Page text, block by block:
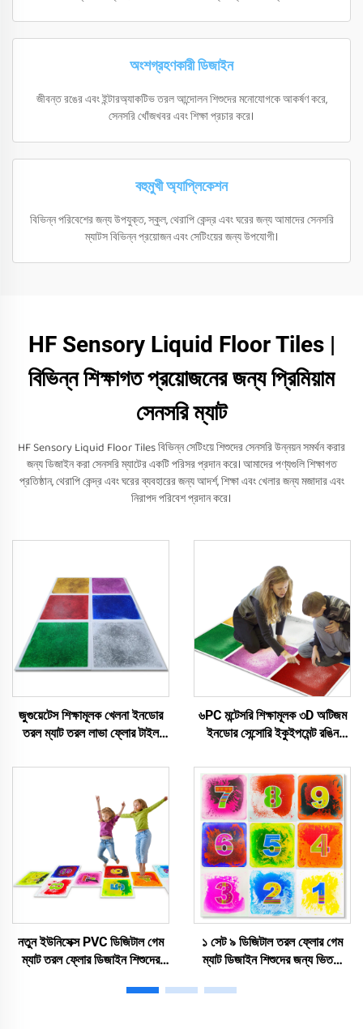
অংশগ্রহণকারী ডিজাইন
জীবন্ত রঙের এবং ইন্টারঅ্যাকটিভ তরল আন্দোলন শিশুদের মনোযোগকে আকর্ষণ করে,
সেনসরি খোঁজখবর এবং শিক্ষা প্রচার করে।
বহুমুখী অ্যাপ্লিকেশন
বিভিন্ন পরিবেশের জন্য উপযুক্ত, স্কুল, থেরাপি কেন্দ্র এবং ঘরের জন্য আমাদের সেনসরি
ম্যাটস বিভিন্ন প্রয়োজন এবং সেটিংয়ের জন্য উপযোগী।
HF Sensory Liquid Floor Tiles |
বিভিন্ন শিক্ষাগত প্রয়োজনের জন্য প্রিমিয়াম
সেনসরি ম্যাট
HF Sensory Liquid Floor Tiles বিভিন্ন সেটিংয়ে শিশুদের সেনসরি উন্নয়ন সমর্থন করার
জন্য ডিজাইন করা সেনসরি ম্যাটের একটি পরিসর প্রদান করে। আমাদের পণ্যগুলি শিক্ষাগত
প্রতিষ্ঠান, থেরাপি কেন্দ্র এবং ঘরের ব্যবহারের জন্য আদর্শ, শিক্ষা এবং খেলার জন্য মজাদার এবং
নিরাপদ পরিবেশ প্রদান করে।
জুগুয়েটেস শিক্ষামূলক খেলনা ইনডোর
তরল ম্যাট তরল লাভা ফ্লোর টাইল
৬PC মন্টেসরি শিক্ষামূলক ৩D অটিজম
ইনডোর সেন্সোরি ইকুইপমেন্ট রঙিন
লাভা বাইরের খেলার ম্যাট শিশুদের জন্য
নতুন ইউনিসেক্স PVC ডিজিটাল গেম
ম্যাট তরল ফ্লোর ডিজাইন শিশুদের
অটিস্টিক শিশুর জন্য ঘরে ব্যবহার
১ সেট ৯ ডিজিটাল তরল ফ্লোর গেম
ম্যাট ডিজাইন শিশুদের জন্য ভিতরে